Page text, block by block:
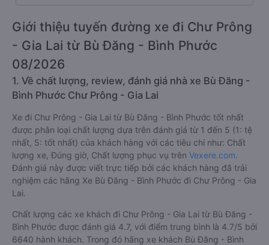
Giới thiệu tuyến đường xe đi Chư Prông
- Gia Lai từ Bù Đăng - Bình Phước
08/2026
1. Về chất lượng, review, đánh giá nhà xe Bù Đăng -
Bình Phước Chư Prông - Gia Lai
Xe đi Chư Prông - Gia Lai từ Bù Đăng - Bình Phước tốt nhất
được phân loại chất lượng dựa trên đánh giá từ 1 đến 5 (1: tệ
nhất, 5: tốt nhất) của khách hàng với các tiêu chí như: Chất
lượng xe, Đúng giờ, Chất lượng phục vụ trên Vexere.com.
Đánh giá này được viết trực tiếp bởi các khách hàng đã trải
nghiệm các hãng Xe Bù Đăng - Bình Phước đi Chư Prông - Gia
Lai.
Chất lượng các xe khách đi Chư Prông - Gia Lai từ Bù Đăng -
Bình Phước được đánh giá 4.7, với điểm trung bình là 4.7/5 bởi
6640 hành khách. Trong đó hãng xe khách Bù Đăng - Bình